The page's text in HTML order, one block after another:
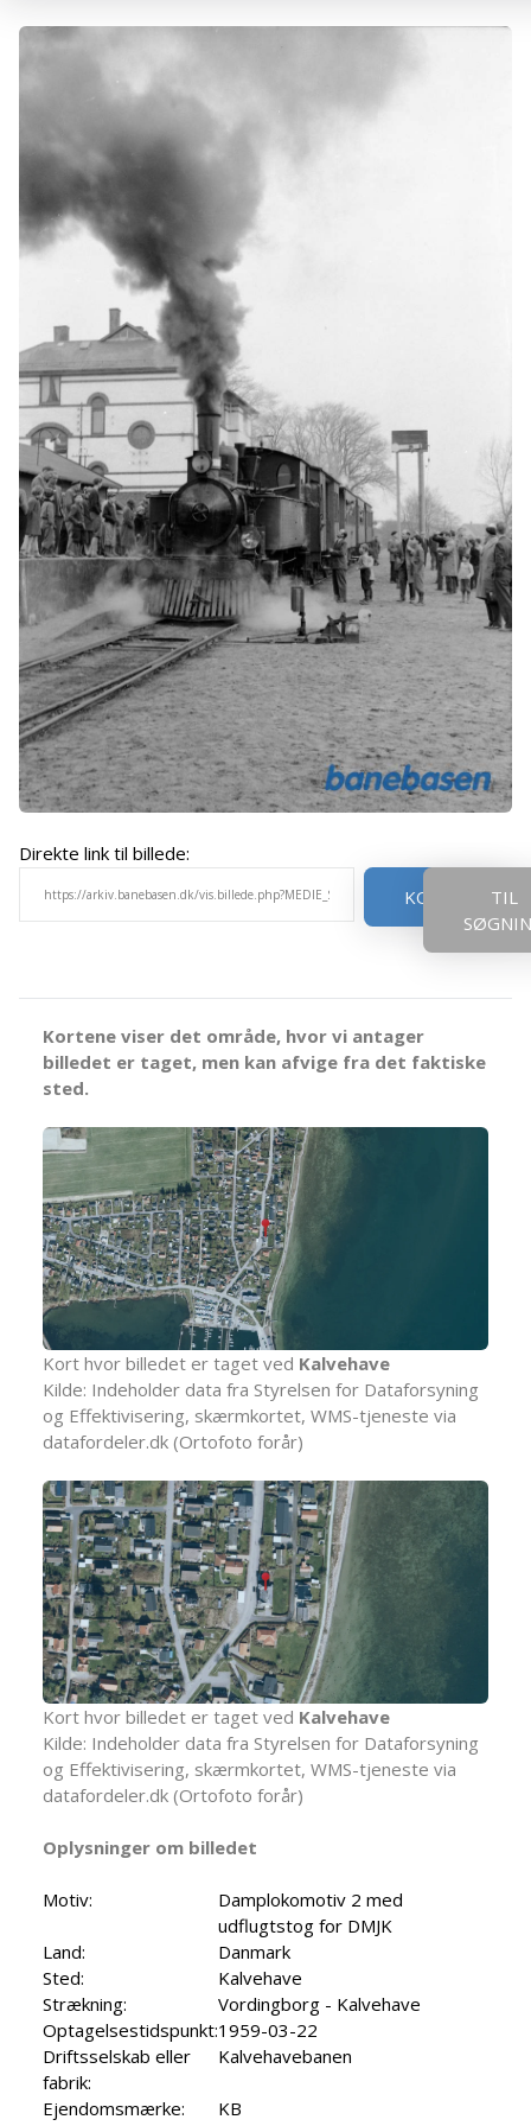
Direkte link til billede:
KOPIER
TIL
Kortene viser det område, hvor vi antager
billedet er taget, men kan afvige fra det faktiske
sted.
Kort hvor billedet er taget ved Kalvehave
Kilde: Indeholder data fra Styrelsen for Dataforsyning
og Effektivisering, skærmkortet, WMS-tjeneste via
datafordeler.dk (Ortofoto forår)
Kort hvor billedet er taget ved Kalvehave
Kilde: Indeholder data fra Styrelsen for Dataforsyning
og Effektivisering, skærmkortet, WMS-tjeneste via
datafordeler.dk (Ortofoto forår)
Oplysninger om billedet
Motiv:
Damplokomotiv 2 med
udflugtstog for DMJK
Land:
Danmark
Sted:
Kalvehave
Strækning:
Vordingborg - Kalvehave
Optagelsestidspunkt:1959-03-22
Driftsselskab eller
fabrik:
Kalvehavebanen
Ejendomsmærke:
KB